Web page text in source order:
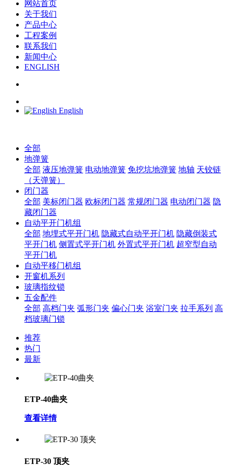
网站首页
关于我们
产品中心
工程案例
联系我们
新闻中心
ENGLISH
English
全部
地弹簧
全部 液压地弹簧 电动地弹簧 免挖坑地弹簧 地轴 天铰链
（天弹簧）
闭门器
全部 美标闭门器 欧标闭门器 常规闭门器 电动闭门器 隐
藏闭门器
自动平开门机组
全部 地埋式平开门机 隐藏式自动平开门机 隐藏倒装式
平开门机 侧置式平开门机 外置式平开门机 超窄型自动
平开门机
自动平移门机组
开窗机系列
玻璃指纹锁
五金配件
全部 高档门夹 弧形门夹 偏心门夹 浴室门夹 拉手系列 高
档玻璃门锁
推荐
热门
最新
ETP-40曲夹
查看详情
ETP-30 顶夹